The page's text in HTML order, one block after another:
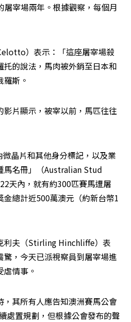
宰場兩年。根據觀察，每個月
）表示：「這座屠宰場殺
的說法，馬肉被外銷至日本和
斯。
片顯示，被宰以前，馬匹往往
晶片和其他身分標記，以及業
馬名冊」（Australian Stud
天內，就有約300匹賽馬遭屠
總計近500萬澳元（約新台幣1
利夫（Stirling Hinchliffe）表
，今天已派視察員到屠宰場進
情事。
，其所有人應告知澳洲賽馬公會
處置規劃，但根據公會發布的聲